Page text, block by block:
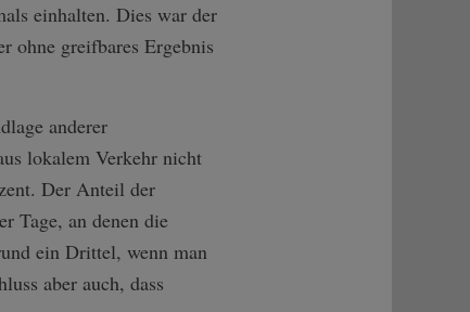
einhalten. Dies war der
ohne greifbares Ergebnis
anderer
lokalem Verkehr nicht
Der Anteil der
Tage, an denen die
ein Drittel, wenn man
aber auch, dass